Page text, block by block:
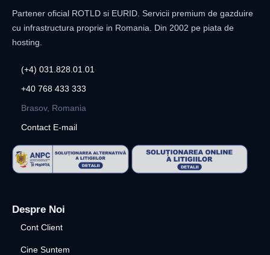
Partener oficial ROTLD si EURID. Servicii premium de gazduire
cu infrastructura proprie in Romania. Din 2002 pe piata de
hosting.
(+4) 031.828.01.01
+40 768 433 333
Brasov, Romania
Contact E-mail
Despre Noi
Cont Client
Cine Suntem